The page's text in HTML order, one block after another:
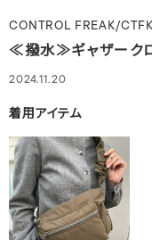
CONTROL FREAK/CTFK
≪撥水≫ギャザーク
2024.11.20
着用アイテム